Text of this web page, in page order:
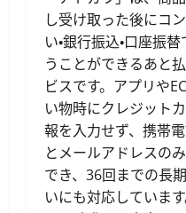
し受け取った後にコ
い・銀行振込・口座振
うことができるあと
ビスです。アプリや
い物時にクレジット
報を入力せず、携帯
とメールアドレスの
でき、36回までの長
いにも対応していま